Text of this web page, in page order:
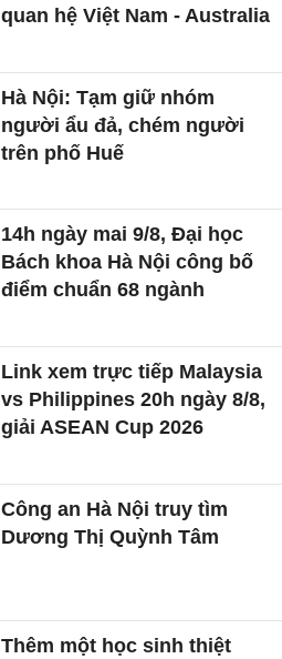
quan hệ Việt Nam - Australia
Hà Nội: Tạm giữ nhóm
người ẩu đả, chém người
trên phố Huế
14h ngày mai 9/8, Đại học
Bách khoa Hà Nội công bố
điểm chuẩn 68 ngành
Link xem trực tiếp Malaysia
vs Philippines 20h ngày 8/8,
giải ASEAN Cup 2026
Công an Hà Nội truy tìm
Dương Thị Quỳnh Tâm
Thêm một học sinh thiệt